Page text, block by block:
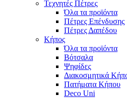
Τεχνητές Πέτρες
Όλα τα προϊόντα
Πέτρες Επένδυσης
Πέτρες Δαπέδου
Κήπος
Όλα τα προϊόντα
Βότσαλα
Ψηφίδες
Διακοσμητικά
Πατήματα Κήπου
Deco Uni